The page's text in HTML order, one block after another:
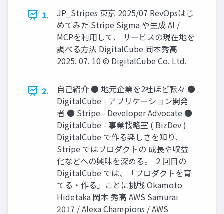
1.
JP_Stripes 東京 2025/07 RevOpsはじ
めてみた Stripe Sigma や⽣成 AI /
MCPを利⽤して、 サービスの現在地を
調べる⽅法 DigitalCube 岡本秀⾼
2025. 07. 10 © DigitalCube Co. Ltd.
2.
⾃⼰紹介 ● 地元企業を2社ほど転々 ●
DigitalCube - アプリケーション開発
者 ● Stripe - Developer Advocate ●
DigitalCube - 事業戦略室 ( BizDev )
DigitalCube で作る楽しさを知り、
Stripe ではプロダクトの 成⻑や収益
化などへの興味を深める。 ２回⽬の
DigitalCube では、「プロダクトを育
てる‧作る」ことに挑戦 Okamoto
Hidetaka 岡本 秀⾼ AWS Samurai
2017 / Alexa Champions / AWS